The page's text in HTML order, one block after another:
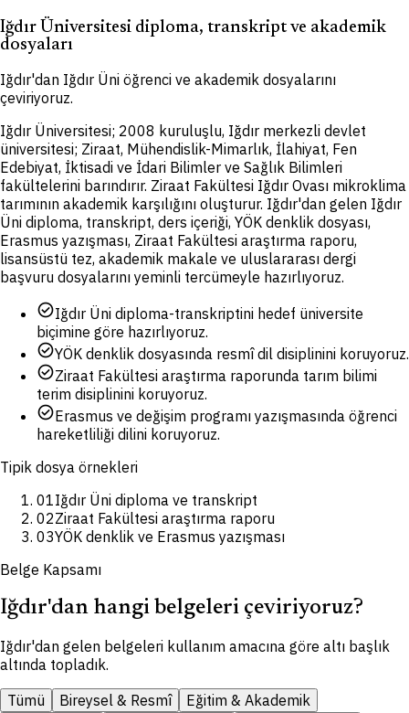
Iğdır Üniversitesi diploma, transkript ve akademik
dosyaları
Iğdır'dan Iğdır Üni öğrenci ve akademik dosyalarını
çeviriyoruz.
Iğdır Üniversitesi; 2008 kuruluşlu, Iğdır merkezli devlet
üniversitesi; Ziraat, Mühendislik-Mimarlık, İlahiyat, Fen
Edebiyat, İktisadi ve İdari Bilimler ve Sağlık Bilimleri
fakültelerini barındırır. Ziraat Fakültesi Iğdır Ovası mikroklima
tarımının akademik karşılığını oluşturur. Iğdır'dan gelen Iğdır
Üni diploma, transkript, ders içeriği, YÖK denklik dosyası,
Erasmus yazışması, Ziraat Fakültesi araştırma raporu,
lisansüstü tez, akademik makale ve uluslararası dergi
başvuru dosyalarını yeminli tercümeyle hazırlıyoruz.
check_circleIğdır Üni diploma-transkriptini hedef üniversite
biçimine göre hazırlıyoruz.
check_circleYÖK denklik dosyasında resmî dil disiplinini koruyoruz.
check_circleZiraat Fakültesi araştırma raporunda tarım bilimi
terim disiplinini koruyoruz.
check_circleErasmus ve değişim programı yazışmasında öğrenci
hareketliliği dilini koruyoruz.
Tipik dosya örnekleri
01Iğdır Üni diploma ve transkript
02Ziraat Fakültesi araştırma raporu
03YÖK denklik ve Erasmus yazışması
Belge Kapsamı
Iğdır'dan hangi belgeleri çeviriyoruz?
Iğdır'dan gelen belgeleri kullanım amacına göre altı başlık
altında topladık.
Tümü
Bireysel & Resmî
Eğitim & Akademik